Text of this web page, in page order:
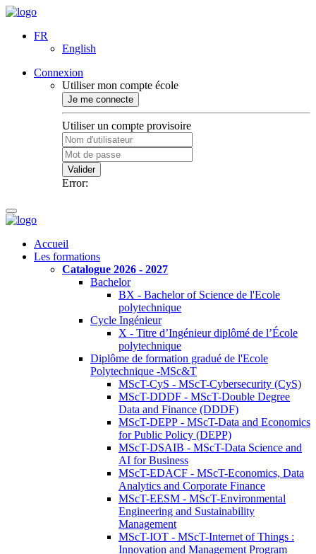
FR
English
Connexion
Utiliser mon compte école
Je me connecte
Utiliser un compte provisoire
Valider
Error:
Accueil
Les formations
Catalogue 2026 - 2027
Bachelor
BX - Bachelor of Science de l'Ecole
polytechnique
Cycle Ingénieur
X - Titre d’Ingénieur diplômé de l’École
polytechnique
Diplôme de formation gradué de l'Ecole
Polytechnique -MSc&T
MScT-CyS - MScT-Cybersecurity (CyS)
MScT-DDDF - MScT-Double Degree
Data and Finance (DDDF)
MScT-DEPP - MScT-Data and Economics
for Public Policy (DEPP)
MScT-DSAIB - MScT-Data Science and
AI for Business
MScT-EDACF - MScT-Economics, Data
Analytics and Corporate Finance
MScT-EESM - MScT-Environmental
Engineering and Sustainability
Management
MScT-IOT - MScT-Internet of Things :
Innovation and Management Program